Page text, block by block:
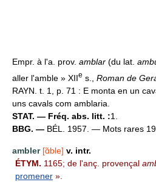
Empr. à l'a. prov. amblar (du lat.
aller l'amble » XIIe s., Roman de
RAYN. t. 1, p. 71 : E monta en un
uns cavals com amblaria.
STAT. — Fréq. abs. litt. :1.
BBG. — BÉL. 1957. — Mots rares
ambler [ɑ̃ble] v. intr.
ÉTYM. 1165; de l'anç. provençal
promener ».